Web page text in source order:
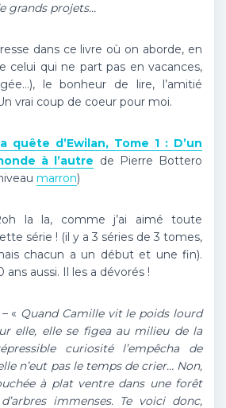
grands projets…
dans ce livre où on aborde, en
celui qui ne part pas en vacances,
le bonheur de lire, l’amitié
vrai coup de coeur pour moi.
quête d’Ewilan, Tome 1 : D’un
à l’autre de Pierre Bottero
marron)
la la, comme j’ai aimé toute
série ! (il y a 3 séries de 3 tomes,
chacun a un début et une fin).
aussi. Il les a dévorés !
« Quand Camille vit le poids lourd
elle, elle se figea au milieu de la
curiosité l’empêcha de
n’eut pas le temps de crier… Non,
à plat ventre dans une forêt
immenses. Te voici donc,